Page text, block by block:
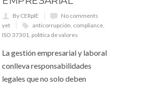
By CERpIE
No comments
yet
anticorrupción compliance
ISO 37301 política de valores
La gestión empresarial y laboral
conlleva responsabilidades
legales que no solo deben